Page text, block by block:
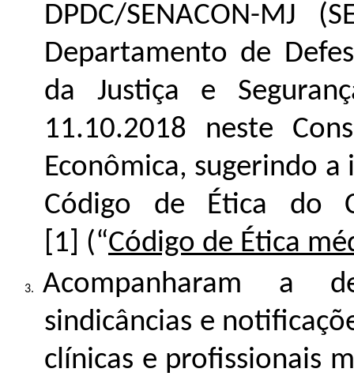
DPDC/SENACON-MJ
Departamento de
da Justiça e
11.10.2018 neste
Econômica, sugerindo
Código de Ética do
[1] (“Código de Ética
Acompanharam a
sindicâncias e
clínicas e profissionais